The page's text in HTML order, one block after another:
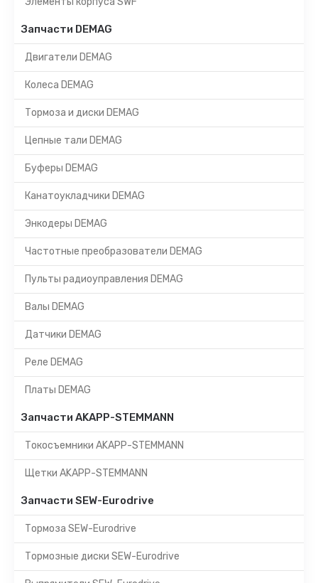
Запчасти DEMAG
Двигатели DEMAG
Колеса DEMAG
Тормоза и диски DEMAG
Цепные тали DEMAG
Буферы DEMAG
Канатоукладчики DEMAG
Энкодеры DEMAG
Частотные преобразователи DEMAG
Пульты радиоуправления DEMAG
Валы DEMAG
Датчики DEMAG
Реле DEMAG
Платы DEMAG
Запчасти AKAPP-STEMMANN
Токосъемники AKAPP-STEMMANN
Щетки AKAPP-STEMMANN
Запчасти SEW-Eurodrive
Тормоза SEW-Eurodrive
Тормозные диски SEW-Eurodrive